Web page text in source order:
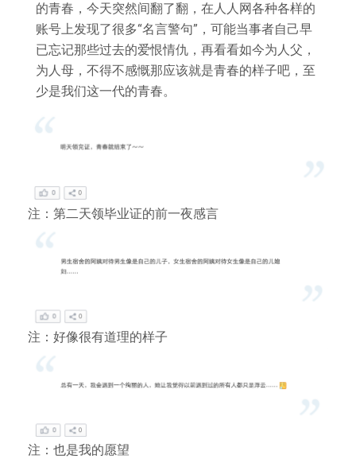
的青春，今天突然间翻了翻，在人人网各种各样的
账号上发现了很多“名言警句”，可能当事者自己早
已忘记那些过去的爱恨情仇，再看看如今为人父，
为人母，不得不感慨那应该就是青春的样子吧，至
少是我们这一代的青春。
注：第二天领毕业证的前一夜感言
注：好像很有道理的样子
注：也是我的愿望